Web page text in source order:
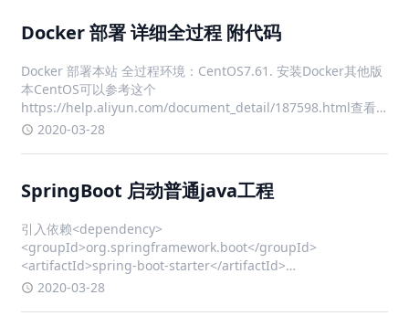
SpringBoot 启动普通java工程
引入依赖<dependency>
<groupId>org.springframework.boot</groupId>
<artifactId>spring-boot-starter</artifactId>
<version>2.0.9</version> </dependency>
Vue.js DOM操作
<template> <input type="button" @click="reply($event)"
value="回复"> </template> export default { methods: {